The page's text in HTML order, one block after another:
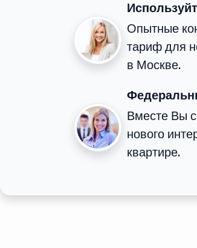
Опытные
тариф для
в Москве.
Вместе Вы
нового
квартире.